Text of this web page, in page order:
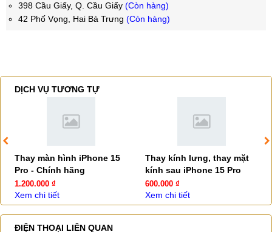
398 Cầu Giấy, Q. Cầu Giấy (Còn hàng)
42 Phố Vọng, Hai Bà Trưng (Còn hàng)
DỊCH VỤ TƯƠNG TỰ
Thay màn hình iPhone 15
Pro - Chính hãng
1.200.000 ₫
Xem chi tiết
Thay kính lưng, thay mặt
kính sau iPhone 15 Pro
600.000 ₫
Xem chi tiết
ĐIỆN THOẠI LIÊN QUAN